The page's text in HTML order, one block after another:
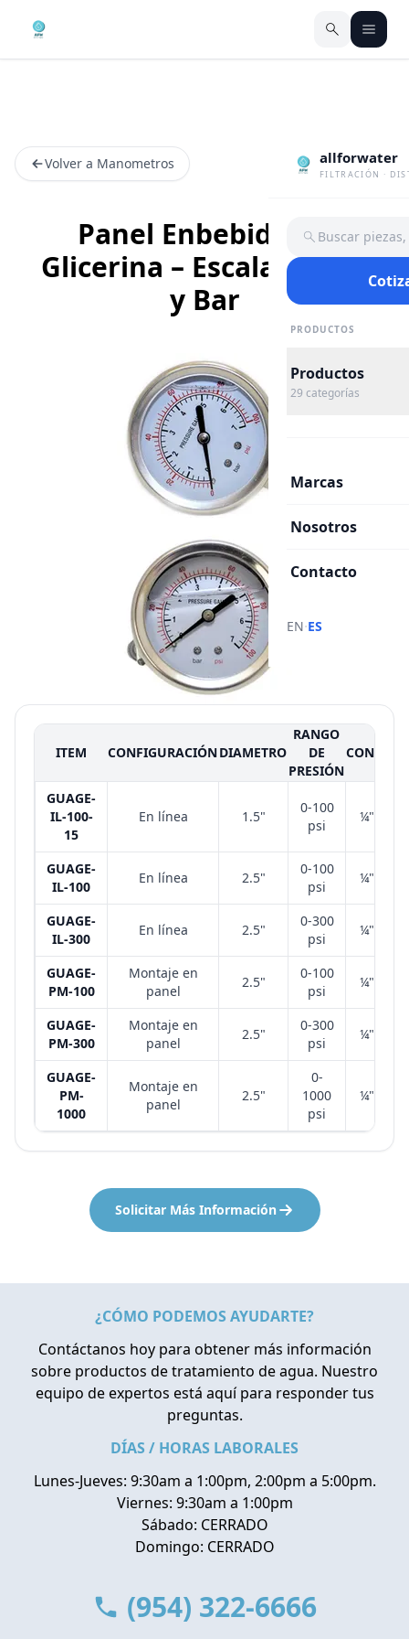
allforwater
FILTRACIÓN ·
Buscar
PRODUCTOS
Productos
29 categorías
Marcas
Nosotros
Contacto
EN·ES
Volver a Manometros
Panel Enbebido en
Glicerina – Escala en PSI
y Bar
ITEM CONFIGURACIÓNDIAMETRO
RANGO
DE
PRESIÓN
GUAGE-
IL-100-
15
En línea 1.5"
0-100
psi
¼" NPT
GUAGE-
IL-100
En línea 2.5"
0-100
psi
¼" NPT
GUAGE-
IL-300
En línea 2.5"
0-300
psi
¼" NPT
GUAGE-
PM-100
Montaje en
panel
2.5"
0-100
psi
¼" NPT
GUAGE-
PM-300
Montaje en
panel
2.5"
0-300
psi
¼" NPT
GUAGE-
PM-
1000
Montaje en
panel
2.5"
0-
1000
psi
¼" NPT
Solicitar Más Información
¿CÓMO PODEMOS AYUDARTE?
Contáctanos hoy para obtener más información
sobre productos de tratamiento de agua. Nuestro
equipo de expertos está aquí para responder tus
preguntas.
DÍAS / HORAS LABORALES
Lunes-Jueves: 9:30am a 1:00pm, 2:00pm a 5:00pm.
Viernes: 9:30am a 1:00pm
Sábado: CERRADO
Domingo: CERRADO
(954) 322-6666